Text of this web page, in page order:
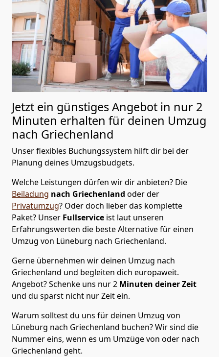
Jetzt ein günstiges Angebot in nur 2
Minuten erhalten für deinen Umzug
nach Griechenland
Unser flexibles Buchungssystem hilft dir bei der
Planung deines Umzugsbudgets.
Welche Leistungen dürfen wir dir anbieten? Die
Beiladung nach Griechenland oder der
Privatumzug? Oder doch lieber das komplette
Paket? Unser Fullservice ist laut unseren
Erfahrungswerten die beste Alternative für einen
Umzug von Lüneburg nach Griechenland.
Gerne übernehmen wir deinen Umzug nach
Griechenland und begleiten dich europaweit.
Angebot? Schenke uns nur2 Minuten deiner Zeit
und du sparst nicht nur Zeit ein.
Warum solltest du uns für deinen Umzug von
Lüneburg nach Griechenland buchen? Wir sind die
Nummer eins, wenn es um Umzüge von oder nach
Griechenland geht.